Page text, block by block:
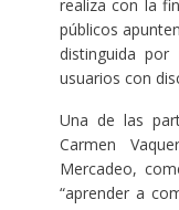
realiza con la
públicos
distinguida
usuarios con
Una de las
Carmen
Mercadeo,
“aprender a